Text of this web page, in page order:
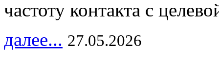
частоту контакта с
далее... 27.05.2026